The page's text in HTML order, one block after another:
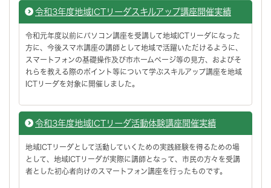
令和3年度地域ICTリーダスキルアップ講座開催実績
令和元年度以前にパソコン講座を受講して地域ICTリーダになった
方に、今後スマホ講座の講師として地域で活躍いただけるように、
スマートフォンの基礎操作及び市ホームページ等の見方、およびそ
れらを教える際のポイント等について学ぶスキルアップ講座を地域
ICTリーダを対象に開催しました。
令和3年度地域ICTリーダ活動体験講座開催実績
地域ICTリーダとして活動していくための実践経験を得るための場
として、地域ICTリーダが実際に講師となって、市民の方々を受講
者とした初心者向けのスマートフォン講座を行ったものです。